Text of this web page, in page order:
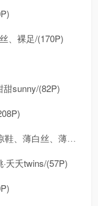
、裸足/(170P)
甜sunny/(82P)
物恋传媒 No.2478 嘟嘟 - cos服、高跟凉鞋、薄白丝、薄黑丝/(183P)
夭夭twins/(57P)